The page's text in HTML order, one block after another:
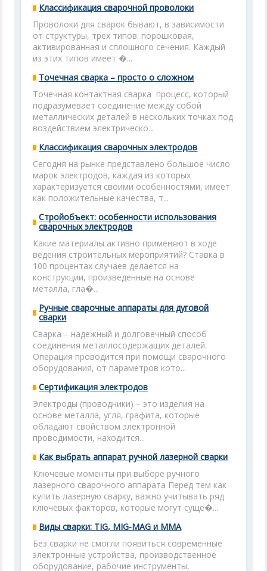
Классификация сварочной проволоки
Проволоки для сварок бывают, в зависимости
от структуры, трех типов: порошковая,
активированная и сплошного сечения. Каждый
из этих типов имеет �...
Точечная сварка – просто о сложном
Точечная контактная сварка процесс, который
подразумевает соединение между собой
металлических деталей в нескольких точках под
воздействием электрическо...
Классификация сварочных электродов
Сегодня на рынке представлено большое число
марок электродов, каждая из которых
характеризуется своими особенностями, имеет
как положительные качества, т...
Стройобъект: особенности использования
сварочных электродов
Какие материалы активно применяют в ходе
ведения строительных мероприятий? Ставка в
100 процентах случаев делается на
конструкции, произведенные на основе
металла, гла�...
Ручные сварочные аппараты для дуговой
сварки
Сварка – надежный и долговечный способ
соединения металлосодержащих деталей.
Операция проводится при помощи сварочного
оборудования, от параметров кото...
Сертификация электродов
Электроды (проводники) – это изделия на
основе металла, угля, графита, которые
обладают свойством электронной
проводимости, находится...
Как выбрать аппарат ручной лазерной сварки
Ключевые моменты при выборе ручного
лазерного сварочного аппарата Перед тем как
купить лазерную сварку, важно учитывать ряд
ключевых факторов, которые могут суще�...
Виды сварки: TIG, MIG-MAG и MMA
Без сварки не смогли появиться современные
электронные устройства, производственное
оборудование, рабочие инструменты,